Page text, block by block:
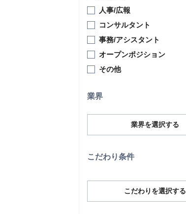
人事/広報
コンサルタント
事務/アシスタント
オープンポジション
その他
業界
業界を選択する
こだわり条件
こだわりを選択する